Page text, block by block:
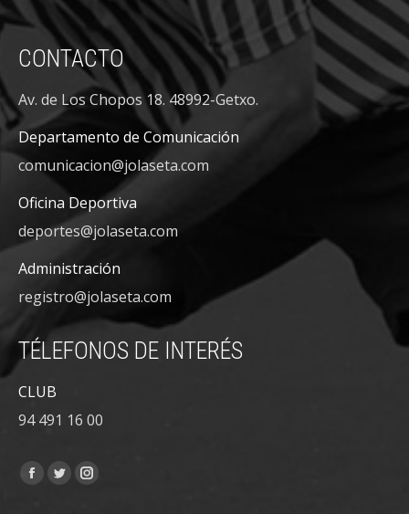
CONTACTO
Av. de Los Chopos 18. 48992-Getxo.
Departamento de Comunicación
comunicacion@jolaseta.com
Oficina Deportiva
deportes@jolaseta.com
Administración
registro@jolaseta.com
TÉLEFONOS DE INTERÉS
CLUB
94 491 16 00
Encuéntranos en:
Facebook
TwitterInstagram